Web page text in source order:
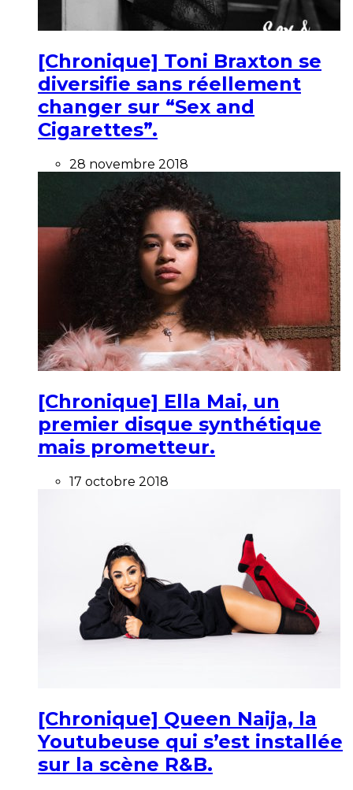
[Chronique] Toni Braxton se
diversifie sans réellement
changer sur “Sex and
Cigarettes”.
28 novembre 2018
[Chronique] Ella Mai, un
premier disque synthétique
mais prometteur.
17 octobre 2018
[Chronique] Queen Naija, la
Youtubeuse qui s’est installée
sur la scène R&B.